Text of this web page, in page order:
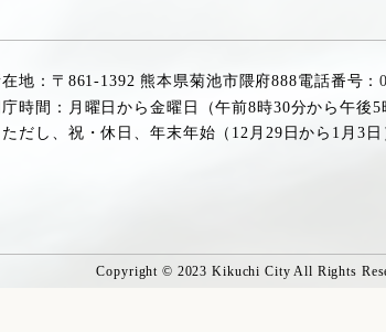
在地：〒861-1392 熊本県菊池市隈府888電話番号：
庁時間：月曜日から金曜日（午前8時30分から午後5
ただし、祝・休日、年末年始（12月29日から1月3日
Copyright © 2023 Kikuchi City All Rights